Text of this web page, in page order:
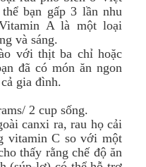
bạn gấp 3 lần nhu
A là một loại
và sáng.
với thịt ba chỉ hoặc
đã có món ăn ngon
gia đình.
2 cup sống.
canxi ra, rau họ cải
vitamin C so với một
thấy rằng chế độ ăn